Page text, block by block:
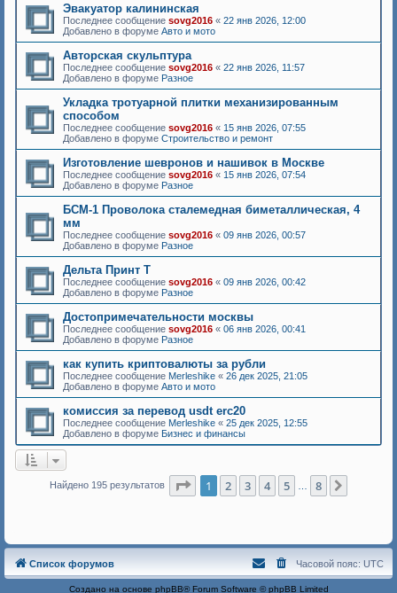
Эвакуатор калининская
Последнее сообщение sovg2016 « 22 янв 2026, 12:00
Добавлено в форуме Авто и мото
Авторская скульптура
Последнее сообщение sovg2016 « 22 янв 2026, 11:57
Добавлено в форуме Разное
Укладка тротуарной плитки механизированным
способом
Последнее сообщение sovg2016 « 15 янв 2026, 07:55
Добавлено в форуме Строительство и ремонт
Изготовление шевронов и нашивок в Москве
Последнее сообщение sovg2016 « 15 янв 2026, 07:54
Добавлено в форуме Разное
БСМ-1 Проволока сталемедная биметаллическая, 4
мм
Последнее сообщение sovg2016 « 09 янв 2026, 00:57
Добавлено в форуме Разное
Дельта Принт Т
Последнее сообщение sovg2016 « 09 янв 2026, 00:42
Добавлено в форуме Разное
Достопримечательности москвы
Последнее сообщение sovg2016 « 06 янв 2026, 00:41
Добавлено в форуме Разное
как купить криптовалюты за рубли
Последнее сообщение Merleshike « 26 дек 2025, 21:05
Добавлено в форуме Авто и мото
комиссия за перевод usdt erc20
Последнее сообщение Merleshike « 25 дек 2025, 12:55
Добавлено в форуме Бизнес и финансы
Найдено 195 результатов Страница из
1 2 3 4 5 8
Список форумов Часовой пояс: UTC
Создано на основе phpBB® Forum Software © phpBB Limited